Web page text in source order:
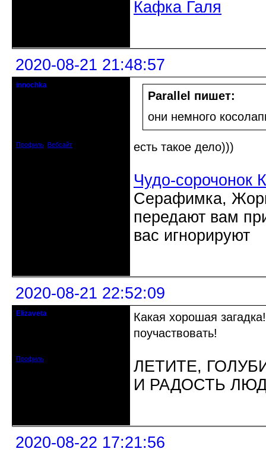
Кафка Галя
2020-08-21 21:48:57
innochka
Профиль Вебсайт
Parallel пишет:
они немного
есть такое дело)))
Чудо-сорочонок
Серафимка,
передают вам
вас игнорируют
2020-08-21 22:52:09
Elizaveta
Профиль
Какая хорошая
поучаствовать!
ЛЕТИТЕ,
И РАДОСТЬ
2020-08-22 17:21:56